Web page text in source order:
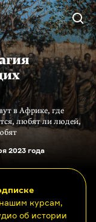
в Африке, где
любят ли людей,
2023 года
нашим курсам,
об истории